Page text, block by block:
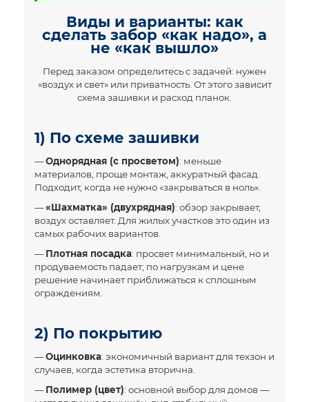
Виды и варианты: как
сделать забор «как надо», а
не «как вышло»
Перед заказом определитесь с задачей: нужен
«воздух и свет» или приватность. От этого зависит
схема зашивки и расход планок.
1) По схеме зашивки
—Однорядная (с просветом): меньше
материалов, проще монтаж, аккуратный фасад.
Подходит, когда не нужно «закрываться в ноль».
—«Шахматка» (двухрядная): обзор закрывает,
воздух оставляет. Для жилых участков это один из
самых рабочих вариантов.
—Плотная посадка: просвет минимальный, но и
продуваемость падает; по нагрузкам и цене
решение начинает приближаться к сплошным
ограждениям.
2) По покрытию
—Оцинковка: экономичный вариант для техзон и
случаев, когда эстетика вторична.
—Полимер (цвет): основной выбор для домов —